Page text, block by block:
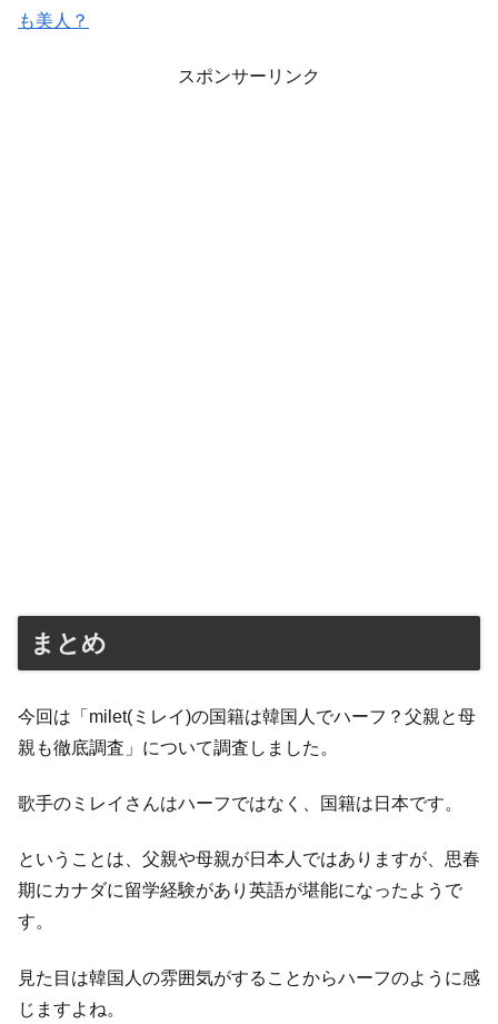
も美人？
スポンサーリンク
まとめ
今回は「milet(ミレイ)の国籍は韓国人でハーフ？父親と母
親も徹底調査」について調査しました。
歌手のミレイさんはハーフではなく、国籍は日本です。
ということは、父親や母親が日本人ではありますが、思春
期にカナダに留学経験があり英語が堪能になったようで
す。
見た目は韓国人の雰囲気がすることからハーフのように感
じますよね。